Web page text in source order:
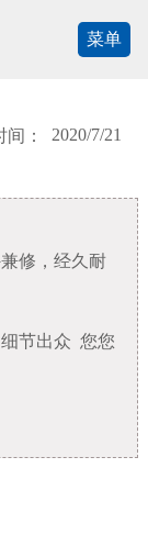
菜单
间： 2020/7/21
修，经久耐
节出众 您您